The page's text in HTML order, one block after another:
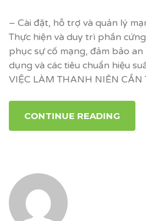
– Cài đặt, hỗ trợ và quản lý
Thực hiện và duy trì phần
phục sự cố mạng, đảm bảo
dụng và các tiêu chuẩn hiệu
VIỆC LÀM THANH NIÊN CẦN
CONTINUE READING